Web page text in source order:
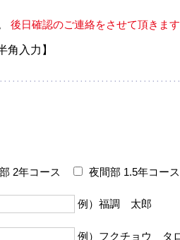
後日確認のご連絡をさせて頂きま
入力】
2年コース 夜間部 1.5年コース
例）福調 太郎
例）フクチョウ タ